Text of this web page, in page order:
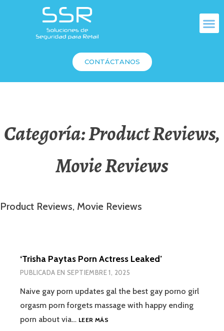
CONTÁCTANOS
Categoría:Product Reviews,
Movie Reviews
Product Reviews, Movie Reviews
‘Trisha Paytas Porn Actress Leaked’
PUBLICADA ENSEPTIEMBRE 1, 2025
Naive gay porn updates gal the best gay porno girl
orgasm porn forgets massage with happy ending
porn about via… LEER MÁS